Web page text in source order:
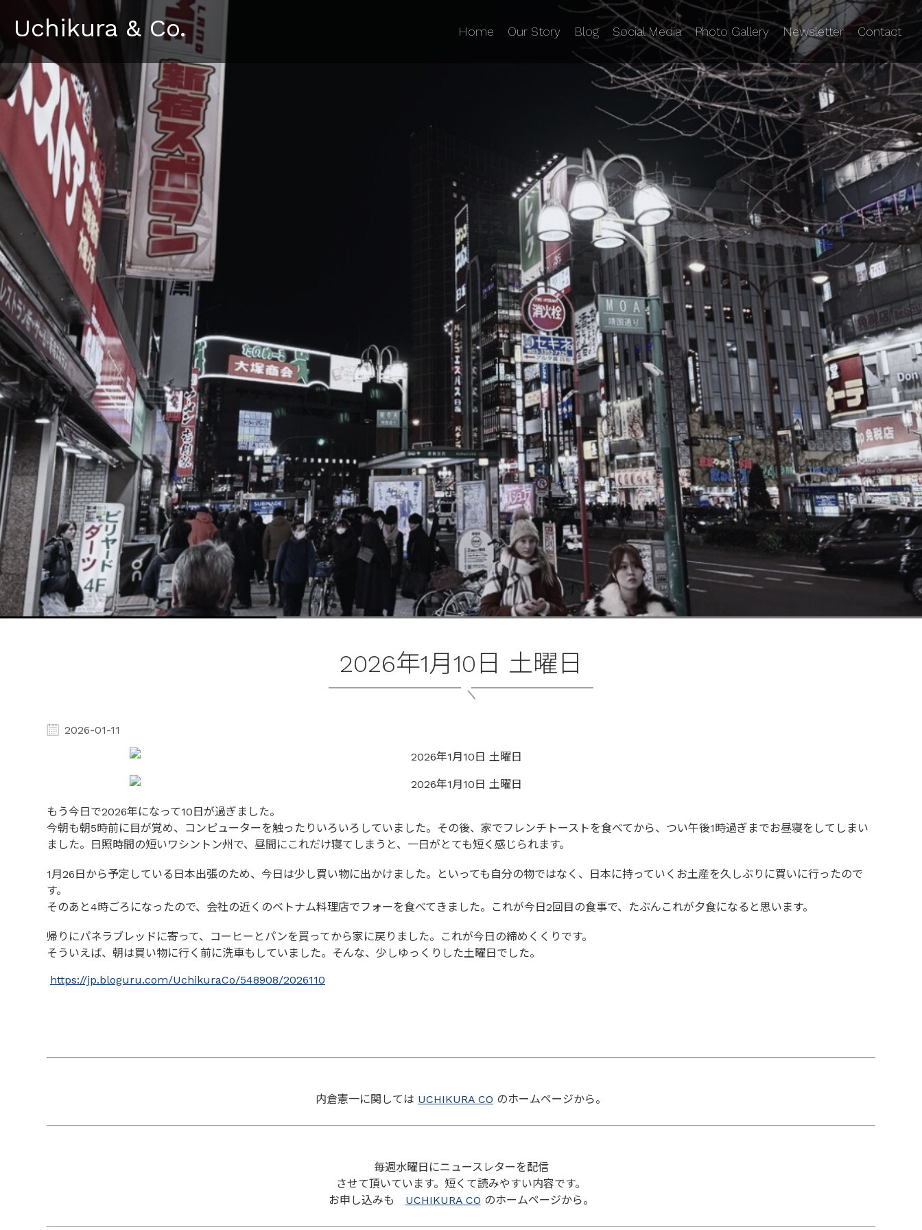
Uchikura & Co. Home Our Story Blog Social Media Photo Gallery Newsletter Contact
2026年1月10日 土曜日
2026-01-11
もう今日で2026年になって10日が過ぎました。
今朝も朝5時前に目が覚め、コンピューターを触ったりいろいろしていました。その後、家でフレンチトーストを食べてから、つい午後1時過ぎまでお昼寝をしてしまい
ました。日照時間の短いワシントン州で、昼間にこれだけ寝てしまうと、一日がとても短く感じられます。
1月26日から予定している日本出張のため、今日は少し買い物に出かけました。といっても自分の物ではなく、日本に持っていくお土産を久しぶりに買いに行ったので
す。
そのあと4時ごろになったので、会社の近くのベトナム料理店でフォーを食べてきました。これが今日2回目の食事で、たぶんこれが夕食になると思います。
帰りにパネラブレッドに寄って、コーヒーとパンを買ってから家に戻りました。これが今日の締めくくりです。
そういえば、朝は買い物に行く前に洗車もしていました。そんな、少しゆっくりした土曜日でした。
https://jp.bloguru.com/UchikuraCo/548908/2026110
内倉憲一に関しては UCHIKURA CO のホームページから。
毎週水曜日にニュースレターを配信
させて頂いています。短くて読みやすい内容です。
お申し込みも UCHIKURA CO のホームページから。